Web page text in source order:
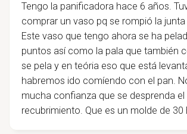
Tengo la panificadora hace 6 años.
comprar un vaso pq se rompió la
Este vaso que tengo ahora se ha
puntos así como la pala que también
se pela y en teória eso que está
habremos ido comíendo con el pan.
mucha confianza que se desprenda el
recubrimiento. Que es un molde de 30